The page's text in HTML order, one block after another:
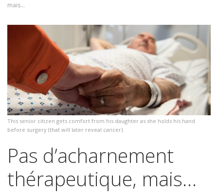
mais…
This senior citizen gets comfort from his daughter as she holds his hand
before surgery (that will later reveal cancer).
Pas d’acharnement
thérapeutique, mais…